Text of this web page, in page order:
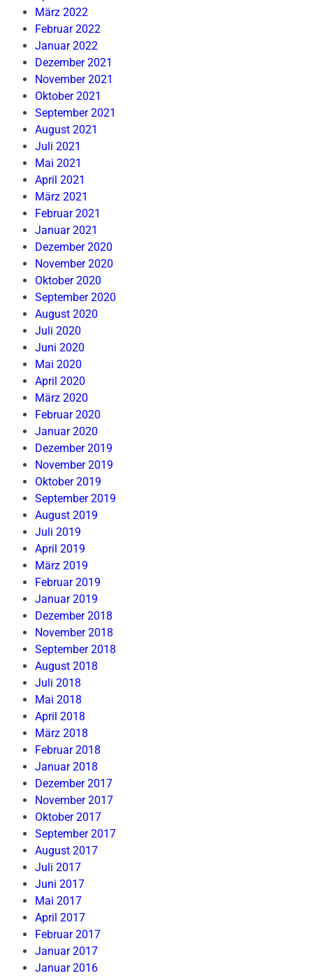
März 2022
Februar 2022
Januar 2022
Dezember 2021
November 2021
Oktober 2021
September 2021
August 2021
Juli 2021
Mai 2021
April 2021
März 2021
Februar 2021
Januar 2021
Dezember 2020
November 2020
Oktober 2020
September 2020
August 2020
Juli 2020
Juni 2020
Mai 2020
April 2020
März 2020
Februar 2020
Januar 2020
Dezember 2019
November 2019
Oktober 2019
September 2019
August 2019
Juli 2019
April 2019
März 2019
Februar 2019
Januar 2019
Dezember 2018
November 2018
September 2018
August 2018
Juli 2018
Mai 2018
April 2018
März 2018
Februar 2018
Januar 2018
Dezember 2017
November 2017
Oktober 2017
September 2017
August 2017
Juli 2017
Juni 2017
Mai 2017
April 2017
Februar 2017
Januar 2017
Januar 2016